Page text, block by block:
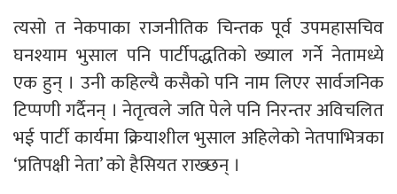
त्यसो त नेकपाका राजनीतिक चिन्तक पूर्व उपमहासचिव
घनश्याम भुसाल पनि पार्टीपद्धतिको ख्याल गर्ने नेतामध्ये
एक हुन् । उनी कहिल्यै कसैको पनि नाम लिएर सार्वजनिक
टिप्पणी गर्दैनन् । नेतृत्वले जति पेले पनि निरन्तर अविचलित
भई पार्टी कार्यमा क्रियाशील भुसाल अहिलेको नेतपाभित्रका
‘प्रतिपक्षी नेता’ को हैसियत राख्छन् ।